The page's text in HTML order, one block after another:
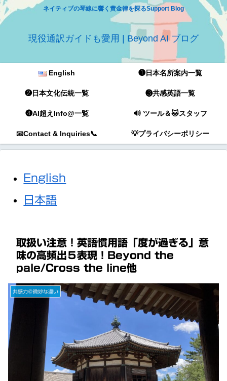
ネイティブの琴線に響く黄金律を探るSupport Blog
現役通訳ガイドも愛用 | Beyond AI ブログ
English ❶日本名所案内一覧
❷日本文化伝統一覧 ❸共感英語一覧
❹AI超えInfo@一覧 🔊 ツール＆🐱スタッフ
📧Contact & Inquiries📞 💡プライバシーポリシー
English
日本語
取扱い注意！英語慣用語「度が過ぎる」意
味の高頻出５表現！Beyond the
pale/Cross the line他
共感力＠微妙な違い